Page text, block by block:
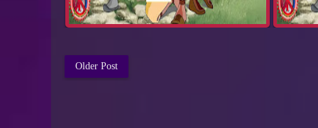
Older Post